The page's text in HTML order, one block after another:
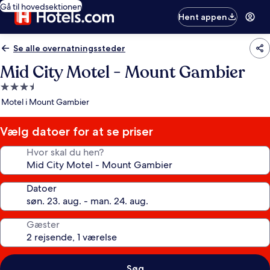
Gå til hovedsektionen
Hent appen
Se alle overnatningssteder
Mid City Motel - Mount Gambier
3.5-
stjernet
Motel i Mount Gambier
Vælg datoer for at se priser
Hvor skal du hen?
Datoer
Gæster